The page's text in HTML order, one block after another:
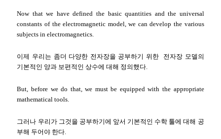
Now that we have defined the basic quantities and the universal
constants of the electromagnetic model, we can develop the various
subjects in electromagnetics.
이제 우리는 좀더 다양한 전자장을 공부하기 위한 전자장 모델의
기본적인 양과 보편적인 상수에 대해 정의했다.
But, before we do that, we must be equipped with the appropriate
mathematical tools.
그러나 우리가 그것을 공부하기에 앞서 기본적인 수학 툴에 대해 공
부해 두어야 한다.